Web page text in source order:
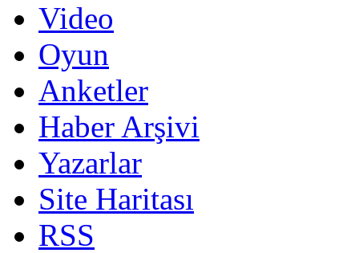
Video
Oyun
Anketler
Haber Arşivi
Yazarlar
Site Haritası
RSS